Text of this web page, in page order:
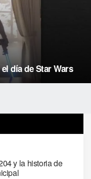
día de Star Wars
y la historia de